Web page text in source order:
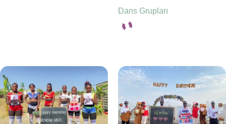
Dans Grupları